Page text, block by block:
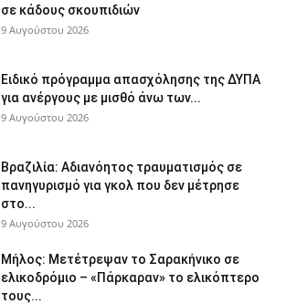
σε κάδους σκουπιδιών
9 Αυγούστου 2026
Ειδικό πρόγραμμα απασχόλησης της ΔΥΠΑ
για ανέργους με μισθό άνω των...
9 Αυγούστου 2026
Βραζιλία: Αδιανόητος τραυματισμός σε
πανηγυρισμό για γκολ που δεν μέτρησε
στο...
9 Αυγούστου 2026
Μήλος: Μετέτρεψαν το Σαρακήνικο σε
ελικοδρόμιο – «Πάρκαραν» το ελικόπτερο
τους...